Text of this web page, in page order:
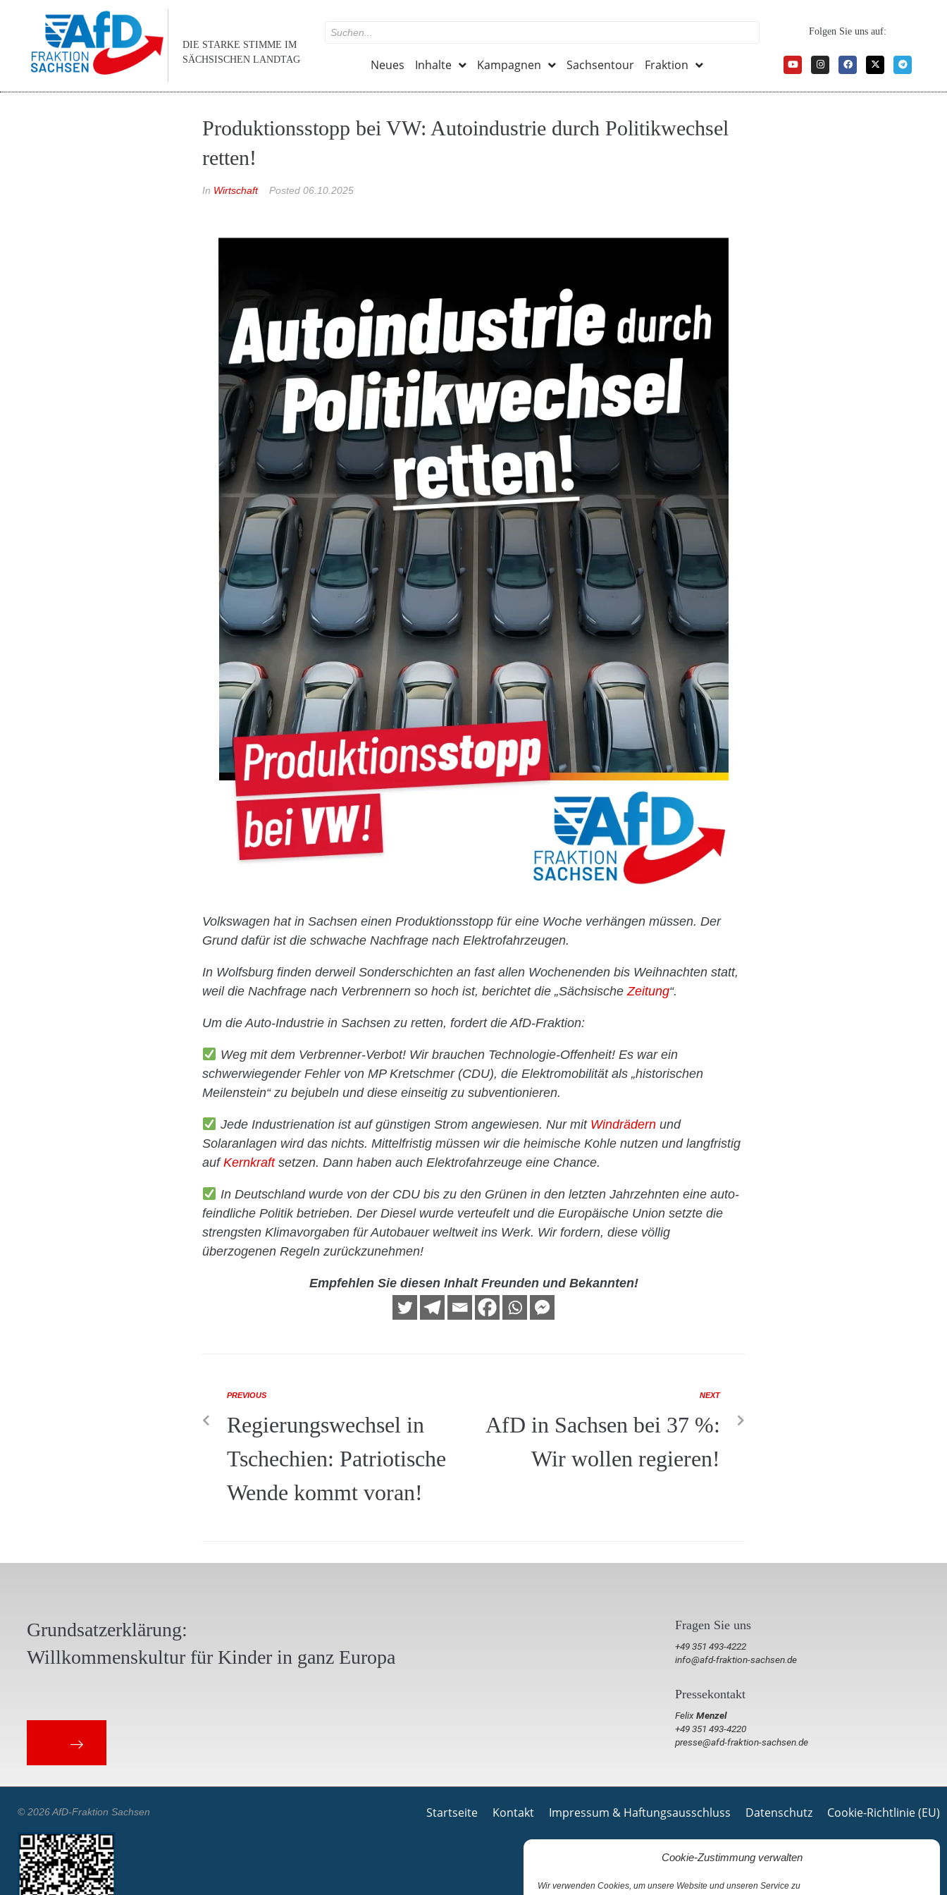
Cookie-Zustimmung verwalten
Wir verwenden Cookies, um unsere Website und unseren Service zu
DIE STARKE STIMME IM
SÄCHSISCHEN LANDTAG
Neues Inhalte Kampagnen Sachsentour Fraktion
Folgen Sie uns auf:
Produktionsstopp bei VW: Autoindustrie durch Politikwechsel
retten!
In Wirtschaft Posted 06.10.2025
Volkswagen hat in Sachsen einen Produktionsstopp für eine Woche verhängen müssen. Der
Grund dafür ist die schwache Nachfrage nach Elektrofahrzeugen.
In Wolfsburg finden derweil Sonderschichten an fast allen Wochenenden bis Weihnachten statt,
weil die Nachfrage nach Verbrennern so hoch ist, berichtet die „Sächsische Zeitung“.
Um die Auto-Industrie in Sachsen zu retten, fordert die AfD-Fraktion:
Weg mit dem Verbrenner-Verbot! Wir brauchen Technologie-Offenheit! Es war ein
schwerwiegender Fehler von MP Kretschmer (CDU), die Elektromobilität als „historischen
Meilenstein“ zu bejubeln und diese einseitig zu subventionieren.
Jede Industrienation ist auf günstigen Strom angewiesen. Nur mit Windrädernund
Solaranlagen wird das nichts. Mittelfristig müssen wir die heimische Kohle nutzen und langfristig
aufKernkraftsetzen. Dann haben auch Elektrofahrzeuge eine Chance.
In Deutschland wurde von der CDU bis zu den Grünen in den letzten Jahrzehnten eine auto-
feindliche Politik betrieben. Der Diesel wurde verteufelt und die Europäische Union setzte die
strengsten Klimavorgaben für Autobauer weltweit ins Werk. Wir fordern, diese völlig
überzogenen Regeln zurückzunehmen!
Empfehlen Sie diesen Inhalt Freunden und Bekannten!
PREVIOUS
Regierungswechsel in
Tschechien: Patriotische
Wende kommt voran!
NEXT
AfD in Sachsen bei 37 %:
Wir wollen regieren!
Grundsatzerklärung:
Willkommenskultur für Kinder in ganz Europa
Fragen Sie uns
+49 351 493-4222
info@afd-fraktion-sachsen.de
Pressekontakt
FelixMenzel
+49 351 493-4220
presse@afd-fraktion-sachsen.de
© 2026 AfD-Fraktion Sachsen Startseite Kontakt Impressum & Haftungsausschluss Datenschutz Cookie-Richtlinie (EU)